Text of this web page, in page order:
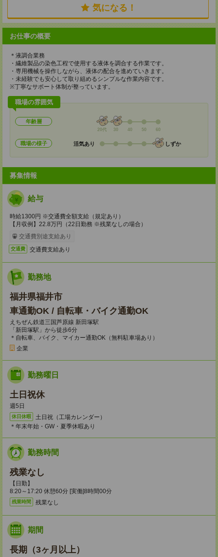
気になる！
お仕事の概要
＊液調合業務
・繊維製品の染色工程で使用する液体を調合する作業です。
・専用機械を操作しながら、液体の配合を進めていきます。
・未経験でも安心して取り組めるシンプルな作業内容です。
※丁寧なサポート体制が整っています。
職場の雰囲気
年齢層
20代 30 40 50 60
職場の様子 活気あり しずか
募集情報
給与
時給1300円 ※交通費全額支給（規定あり）
【月収例】22.8万円（22日勤務 ※残業なしの場合）
交通費別途支給あり
交通費 交通費支給あり
勤務地
福井県福井市
車通勤OK / 自転車・バイク通勤OK
えちぜん鉄道三国芦原線 新田塚駅
「新田塚駅」から徒歩6分
＊自転車、バイク、マイカー通勤OK（無料駐車場あり）
企業
勤務曜日
土日祝休
週5日
休日休暇
土日祝（工場カレンダー）
＊年末年始・GW・夏季休暇あり
勤務時間
残業なし
【日勤】
8:20～17:20 休憩60分 [実働]8時間00分
残業時間 残業なし
期間
長期（3ヶ月以上）